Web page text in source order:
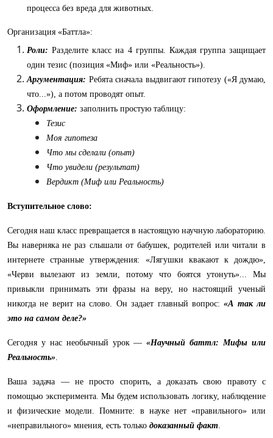
процесса без вреда для животных.
Организация «Баттла»:
Роли: Разделите класс на 4 группы. Каждая группа защищает
один тезис (позиция «Миф» или «Реальность»).
Аргументация: Ребята сначала выдвигают гипотезу («Я думаю,
что...»), а потом проводят опыт.
Оформление: заполнить простую таблицу:
Тезис
Моя гипотеза
Что мы сделали (опыт)
Что увидели (результат)
Вердикт (Миф или Реальность)
Вступительное слово:
Сегодня наш класс превращается в настоящую научную лабораторию.
Вы наверняка не раз слышали от бабушек, родителей или читали в
интернете странные утверждения: «Лягушки квакают к дождю»,
«Черви вылезают из земли, потому что боятся утонуть»... Мы
привыкли принимать эти фразы на веру, но настоящий ученый
никогда не верит на слово. Он задает главный вопрос:«А так ли
это на самом деле?»
Сегодня у нас необычный урок —«Научный баттл: Мифы или
Реальность».
Ваша задача — не просто спорить, а доказать свою правоту с
помощью эксперимента. Мы будем использовать логику, наблюдение
и физические модели. Помните: в науке нет «правильного» или
«неправильного» мнения, есть только доказанный факт.